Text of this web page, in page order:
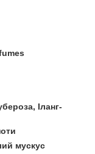
Іланг-
мускус